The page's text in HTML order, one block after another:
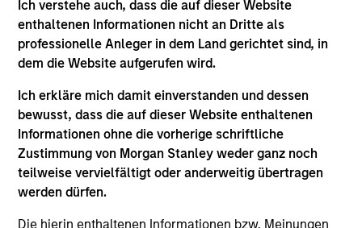
Ich verstehe auch, dass die auf dieser Website
enthaltenen Informationen nicht an Dritte als
professionelle Anleger in dem Land gerichtet sind, in
dem die Website aufgerufen wird.
Ich erkläre mich damit einverstanden und dessen
bewusst, dass die auf dieser Website enthaltenen
Informationen ohne die vorherige schriftliche
Zustimmung von Morgan Stanley weder ganz noch
teilweise vervielfältigt oder anderweitig übertragen
werden dürfen.
Die hierin enthaltenen Informationen bzw. Meinungen
Team Insights
PRESS RELEASE